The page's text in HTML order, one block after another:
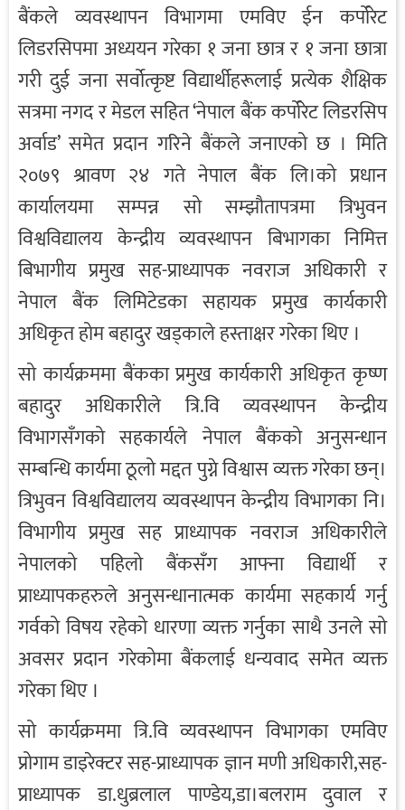
बैंकले व्यवस्थापन विभागमा एमविए ईन कर्पोरेट
लिडरसिपमा अध्ययन गरेका १ जना छात्र र १ जना छात्रा
गरी दुई जना सर्वोत्कृष्ट विद्यार्थीहरूलाई प्रत्येक शैक्षिक
सत्रमा नगद र मेडल सहित ‘नेपाल बैंक कर्पोरेट लिडरसिप
अर्वाड’ समेत प्रदान गरिने बैंकले जनाएको छ । मिति
२०७९ श्रावण २४ गते नेपाल बैंक लि।को प्रधान
कार्यालयमा सम्पन्न सो सम्झौतापत्रमा त्रिभुवन
विश्वविद्यालय केन्द्रीय व्यवस्थापन बिभागका निमित्त
बिभागीय प्रमुख सह-प्राध्यापक नवराज अधिकारी र
नेपाल बैंक लिमिटेडका सहायक प्रमुख कार्यकारी
अधिकृत होम बहादुर खड्काले हस्ताक्षर गरेका थिए ।
सो कार्यक्रममा बैंकका प्रमुख कार्यकारी अधिकृत कृष्ण
बहादुर अधिकारीले त्रि.वि व्यवस्थापन केन्द्रीय
विभागसँगको सहकार्यले नेपाल बैंकको अनुसन्धान
सम्बन्धि कार्यमा ठूलो मद्दत पुग्ने विश्वास व्यक्त गरेका छन्।
त्रिभुवन विश्वविद्यालय व्यवस्थापन केन्द्रीय विभागका नि।
विभागीय प्रमुख सह प्राध्यापक नवराज अधिकारीले
नेपालको पहिलो बैंकसँग आफ्ना विद्यार्थी र
प्राध्यापकहरुले अनुसन्धानात्मक कार्यमा सहकार्य गर्नु
गर्वको विषय रहेको धारणा व्यक्त गर्नुका साथै उनले सो
अवसर प्रदान गरेकोमा बैंकलाई धन्यवाद समेत व्यक्त
गरेका थिए ।
सो कार्यक्रममा त्रि.वि व्यवस्थापन विभागका एमविए
प्रोगाम डाइरेक्टर सह-प्राध्यापक ज्ञान मणी अधिकारी,सह-
प्राध्यापक डा.धुब्रलाल पाण्डेय,डा।बलराम दुवाल र